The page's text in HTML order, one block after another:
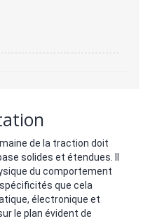
de la traction doit
solides et étendues. Il
du comportement
que cela
électronique et
le plan évident de